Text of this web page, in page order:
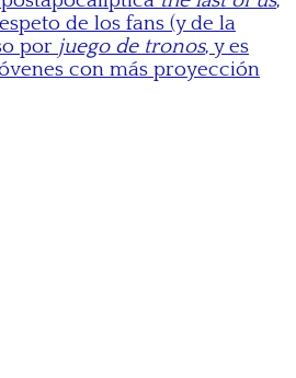
de los fans (y de la
por juego de tronos, y es
con más proyección